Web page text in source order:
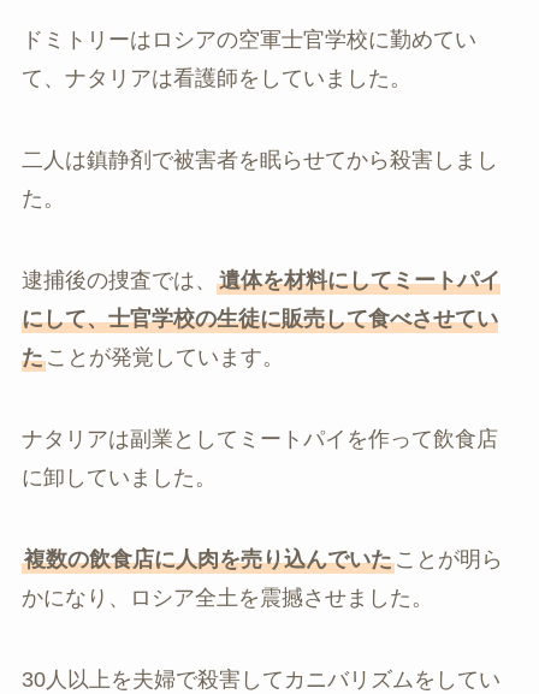
ドミトリーはロシアの空軍士官学校に勤めてい
て、ナタリアは看護師をしていました。
二人は鎮静剤で被害者を眠らせてから殺害しまし
た。
逮捕後の捜査では、 遺体を材料にしてミートパイ
にして、士官学校の生徒に販売して食べさせてい
たことが発覚しています。
ナタリアは副業としてミートパイを作って飲食店
に卸していました。
複数の飲食店に人肉を売り込んでいたことが明ら
かになり、ロシア全土を震撼させました。
30人以上を夫婦で殺害してカニバリズムをしてい